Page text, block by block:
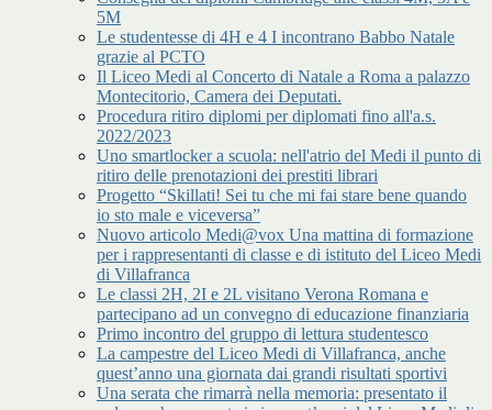
5M
Le studentesse di 4H e 4 I incontrano Babbo Natale
grazie al PCTO
Il Liceo Medi al Concerto di Natale a Roma a palazzo
Montecitorio, Camera dei Deputati.
Procedura ritiro diplomi per diplomati fino all'a.s.
2022/2023
Uno smartlocker a scuola: nell'atrio del Medi il punto di
ritiro delle prenotazioni dei prestiti librari
Progetto “Skillati! Sei tu che mi fai stare bene quando
io sto male e viceversa”
Nuovo articolo Medi@vox Una mattina di formazione
per i rappresentanti di classe e di istituto del Liceo Medi
di Villafranca
Le classi 2H, 2I e 2L visitano Verona Romana e
partecipano ad un convegno di educazione finanziaria
Primo incontro del gruppo di lettura studentesco
La campestre del Liceo Medi di Villafranca, anche
quest’anno una giornata dai grandi risultati sportivi
Una serata che rimarrà nella memoria: presentato il